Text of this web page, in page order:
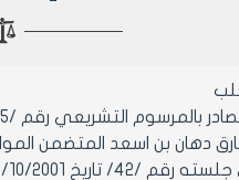
رقم /15/ لعام 1971 ولائحته التنفيذية وتعديلاتهما.
دهان بن اسعد المتضمن
3/10/2001م.